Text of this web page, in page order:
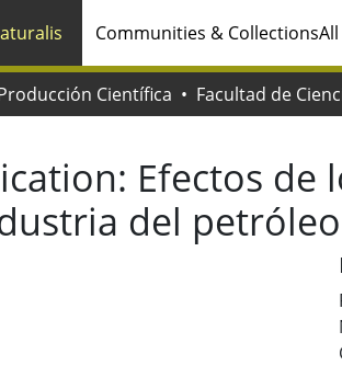
Communities & Collections
Científica
Efectos de
del petróleo